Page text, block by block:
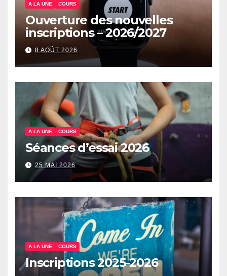
A LA UNE COURS
Ouverture des nouvelles
inscriptions – 2026/2027
8 AOÛT 2026
A LA UNE COURS
Séances d’essai 2026
25 MAI 2026
A LA UNE COURS
Inscriptions 2025-2026